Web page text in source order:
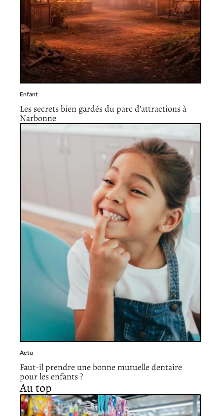
Enfant
Les secrets bien gardés du parc d’attractions à
Narbonne
Actu
Faut-il prendre une bonne mutuelle dentaire
pour les enfants ?
Au top